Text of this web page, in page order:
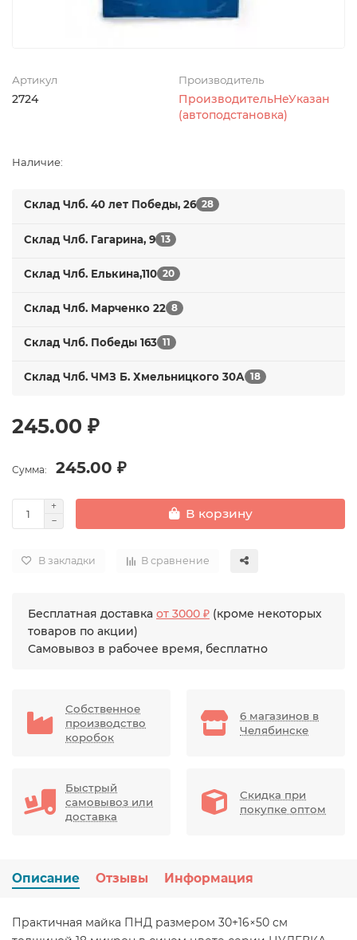
Артикул
2724
Производитель
ПроизводительНеУказан
(автоподстановка)
Наличие:
Склад Члб. 40 лет Победы, 26 28
Склад Члб. Гагарина, 9 13
Склад Члб. Елькина,110 20
Склад Члб. Марченко 22 8
Склад Члб. Победы 163 11
Склад Члб. ЧМЗ Б. Хмельницкого 30А 18
245.00 ₽
Сумма: 245.00 ₽
В корзину
В закладки В сравнение
Бесплатная доставка от 3000 ₽ (кроме некоторых
товаров по акции)
Самовывоз в рабочее время, бесплатно
Собственное
производство
коробок
6 магазинов в
Челябинске
Быстрый
самовывоз или
доставка
Скидка при
покупке оптом
Описание Отзывы Информация
Практичная майка ПНД размером 30+16×50 см